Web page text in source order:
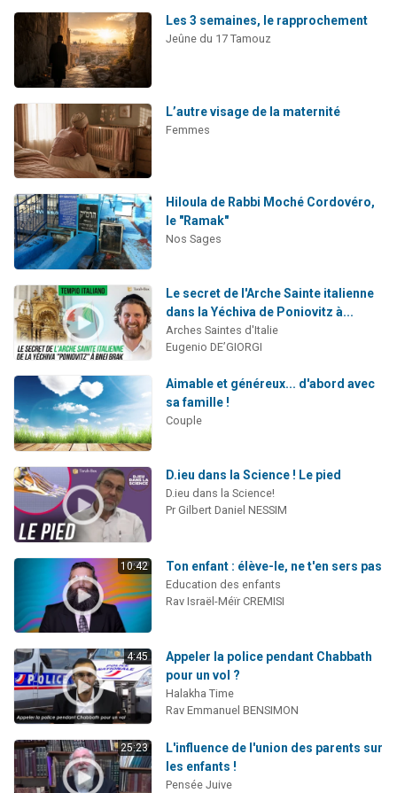
Ariel vient de donner son Maasser
Il reste 49 places pour étudier en groupe sur Zoom
Eva vient de donner son Maasser
Les 3 semaines, le rapprochement
Jeûne du 17 Tamouz
L’autre visage de la maternité
Femmes
Hiloula de Rabbi Moché Cordovéro,
le "Ramak"
Nos Sages
Le secret de l'Arche Sainte italienne
dans la Yéchiva de Poniovitz à...
Arches Saintes d'Italie
Eugenio DE’GIORGI
Aimable et généreux... d'abord avec
sa famille !
Couple
D.ieu dans la Science ! Le pied
D.ieu dans la Science!
Pr Gilbert Daniel NESSIM
10:42 Ton enfant : élève-le, ne t'en sers pas
Education des enfants
Rav Israël-Méïr CREMISI
4:45
Appeler la police pendant Chabbath
pour un vol ?
Halakha Time
Rav Emmanuel BENSIMON
25:23
L'influence de l'union des parents sur
les enfants !
Pensée Juive